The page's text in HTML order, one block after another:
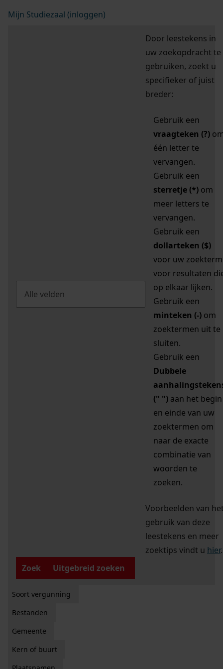
Mijn Studiezaal (inloggen)
Door leestekens in
uw zoekopdracht te
gebruiken, zoekt u
specifieker of juist
breder:
Gebruik een
vraagteken (?)
één letter te
vervangen.
Gebruik een
sterretje (*) om
meer letters te
vervangen.
Gebruik een
dollarteken ($)
voor uw zoekterm
voor resultaten
op elkaar lijken.
Gebruik een
minteken (-) om
zoektermen uit te
sluiten.
Gebruik een
Dubbele
(" ") aan het begin
en einde van uw
zoektermen om
naar de exacte
combinatie van
woorden te
zoeken.
Voorbeelden van
gebruik van deze
leestekens en meer
zoektips vindt u hier.
Zoek
Uitgebreid zoeken
Soort vergunning
Bestanden
Gemeente
Kern of buurt